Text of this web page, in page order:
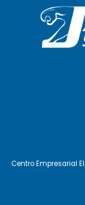
Centro Empresarial El